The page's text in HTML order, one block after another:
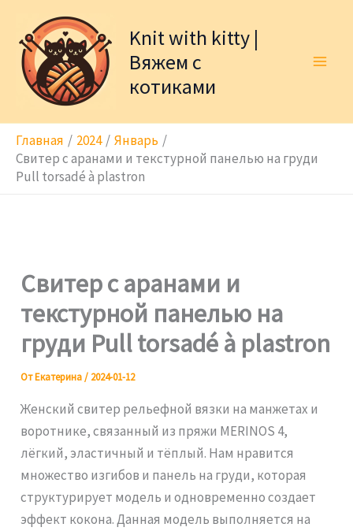
содержимому
Knit with kitty |
Вяжем с
котиками
Главная 2024
Январь
Свитер с аранами и текстурной панелью на груди
Pull torsadé à plastron
Свитер с аранами и
текстурной панелью на
груди Pull torsadé à plastron
ОтЕкатерина/ 2024-01-12
Женский свитер рельефной вязки на манжетах и
воротнике, связанный из пряжи MERINOS 4,
лёгкий, эластичный и тёплый. Нам нравится
множество изгибов и панель на груди, которая
структурирует модель и одновременно создает
эффект кокона. Данная модель выполняется на